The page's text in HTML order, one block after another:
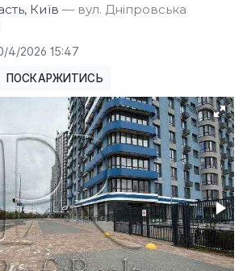
Київ — вул. Дніпровська
4/2026 15:47
ПОСКАРЖИТИСЬ